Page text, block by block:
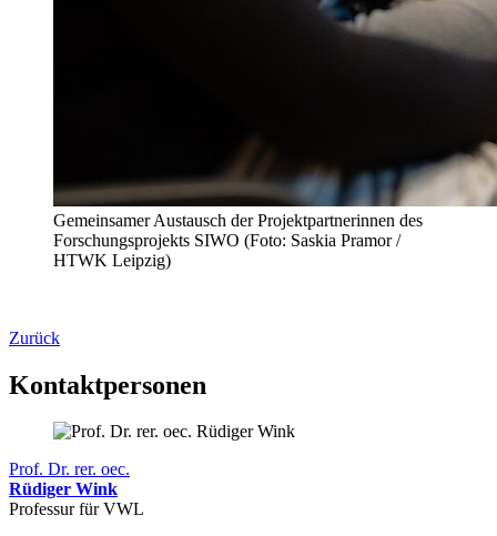
Gemeinsamer Austausch der Projektpartnerinnen des
Forschungsprojekts SIWO (Foto: Saskia Pramor /
HTWK Leipzig)
Zurück
Kontaktpersonen
Prof. Dr. rer. oec.
Rüdiger Wink
Professur für VWL